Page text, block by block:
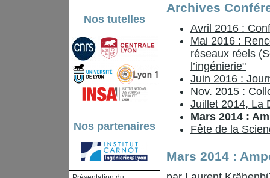
Nos tutelles
Nos partenaires
Archives
Avril 2016 :
Mai 2016 :
réseaux réels
l’ingénierie"
Juin 2016 :
Nov. 2015 :
Juillet 2014, La
Mars 2014 :
Fête de la
Mars 2014 :